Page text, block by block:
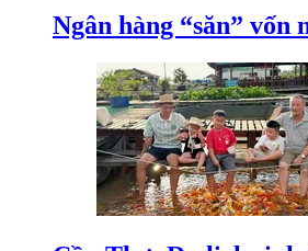
Ngân hàng “săn” vốn